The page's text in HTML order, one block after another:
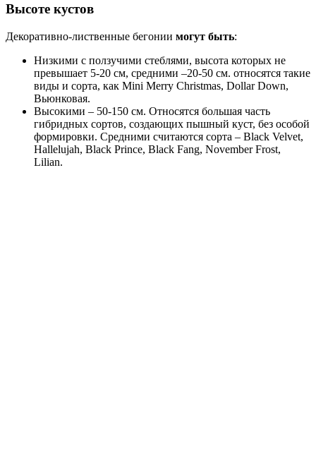
Высоте кустов
Декоративно-лиственные бегонии могут быть:
Низкими с ползучими стеблями, высота которых не
превышает 5-20 см, средними –20-50 см. относятся такие
виды и сорта, как Mini Merry Christmas, Dollar Down,
Вьюнковая.
Высокими – 50-150 см. Относятся большая часть
гибридных сортов, создающих пышный куст, без особой
формировки. Средними считаются сорта – Black Velvet,
Hallelujah, Black Prince, Black Fang, November Frost,
Lilian.